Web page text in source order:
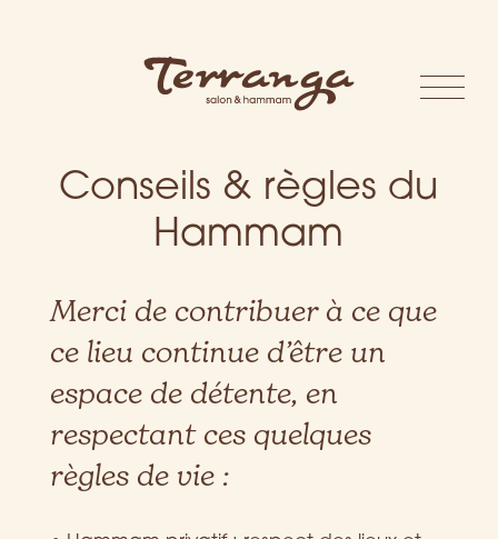
Conseils & règles du
Hammam
Merci de contribuer à ce que
ce lieu continue d’être un
espace de détente, en
respectant ces quelques
règles de vie :